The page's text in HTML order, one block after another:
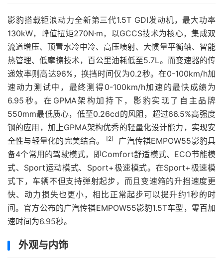
影豹搭载钜浪动力全新第三代1.5T GDI发动机，最大功率
130kW，峰值扭矩270N·m，以GCCS技术为核心，集成双
流道增压、顶置水冷中冷、高压喷射、大惯量平衡轴、智能
热管理、低摩擦技术，百公里油耗低至5.7L。而变速器的传
递效率则高达96%，换挡时间仅为0.2秒。在0-100km/h加
速动力测试中，最终测得0-100km/h加速的最快成绩为
6.95秒。在GPMA架构加持下，影豹实现了自主品牌
550mm最低质心，低至0.26cd的风阻，超过66.5%高强度
钢的应用，加上GPMA架构优秀的轻量化设计能力，实现安
全性与轻量化的完美结合。
[2]
广汽传祺EMPOW55影豹具
备4个常用的驾驶模式，即Comfort舒适模式、ECO节能模
式、Sport运动模式、Sport+极速模式。在Sport+极速模
式下，车辆不但支持弹射起步，而且变速箱的升挡速度更
快、动力损失也更小，相比正常起步可以提升约1秒的时
间。官方公布的广汽传祺EMPOW55影豹1.5T车型，零百加
速时间为6.95秒。
外观与内饰